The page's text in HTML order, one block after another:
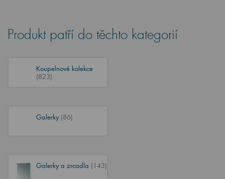
Produkt patří do těchto kategorií
Koupelnové kolekce
(823)
Galerky (86)
Galerky a zrcadla (143)